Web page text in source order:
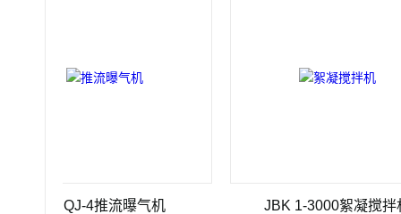
4推流曝气机 JBK 1-3000絮凝搅拌机